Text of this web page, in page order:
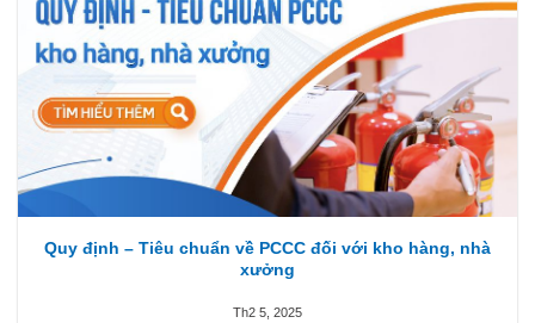
Quy định – Tiêu chuẩn về PCCC đối với kho hàng, nhà
xưởng
Th2 5, 2025